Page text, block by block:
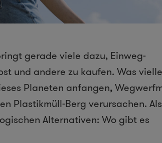
gerade viele dazu, Einweg-
und andere zu kaufen. Was
Planeten anfangen,
Plastikmüll-Berg verursachen.
Alternativen: Wo gibt es